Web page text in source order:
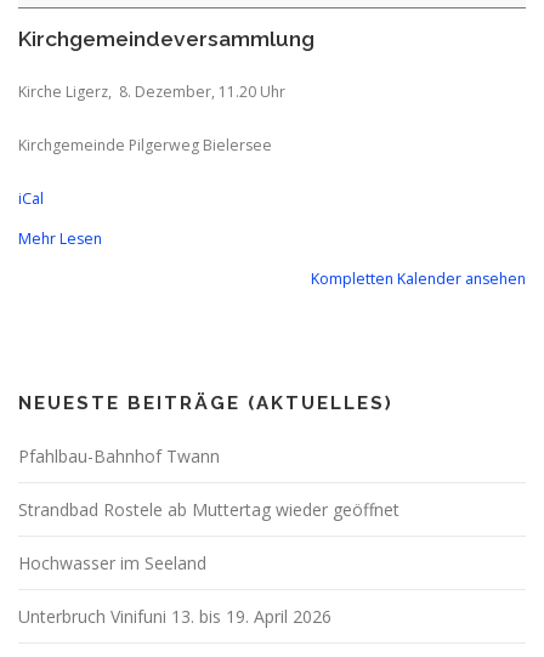
Kirchgemeindeversammlung
Kirche Ligerz, 8. Dezember, 11.20 Uhr
Kirchgemeinde Pilgerweg Bielersee
iCal
Mehr Lesen
Kompletten Kalender ansehen
NEUESTE BEITRÄGE (AKTUELLES)
Pfahlbau-Bahnhof Twann
Strandbad Rostele ab Muttertag wieder geöffnet
Hochwasser im Seeland
Unterbruch Vinifuni 13. bis 19. April 2026